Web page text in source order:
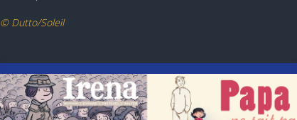
© Dutto/Soleil